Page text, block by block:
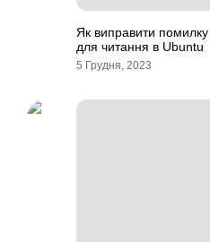
Як виправити
для читання в Ubuntu
5 Грудня, 2023